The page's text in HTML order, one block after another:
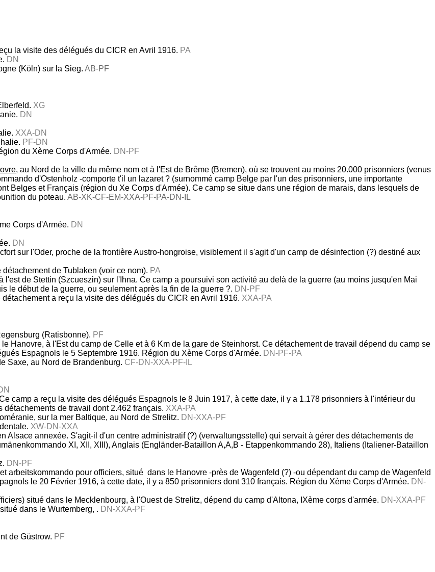
la visite des délégués du CICR en Avril 1916. PA
DN
(Köln) sur la Sieg. AB-PF
XG
DN
XXA-DN
PF-DN
du Xème Corps d'Armée. DN-PF
, au Nord de la ville du même nom et à l'Est de Brême (Bremen), où se trouvent au moins 20.000 prisonniers (venus
d'Ostenholz -comporte t'il un lazaret ? (surnommé camp Belge par l'un des prisonniers, une importante
Belges et Français (région du Xe Corps d'Armée). Ce camp se situe dans une région de marais, dans lesquels de
du poteau. AB-XK-CF-EM-XXA-PF-PA-DN-IL
Corps d'Armée. DN
DN
sur l'Oder, proche de la frontière Austro-hongroise, visiblement il s'agit d'un camp de désinfection (?) destiné aux
de Tublaken (voir ce nom). PA
l'est de Stettin (Szcueszin) sur l'Ihna. Ce camp a poursuivi son activité au delà de la guerre (au moins jusqu'en Mai
le début de la guerre, ou seulement après la fin de la guerre ?. DN-PF
a reçu la visite des délégués du CICR en Avril 1916. XXA-PA
(Ratisbonne). PF
Hanovre, à l'Est du camp de Celle et à 6 Km de la gare de Steinhorst. Ce détachement de travail dépend du camp se
Espagnols le 5 Septembre 1916. Région du Xème Corps d'Armée. DN-PF-PA
Saxe, au Nord de Brandenburg. CF-DN-XXA-PF-IL
camp a reçu la visite des délégués Espagnols le 8 Juin 1917, à cette date, il y a 1.178 prisonniers à l'intérieur du
de travail dont 2.462 français. XXA-PA
sur la mer Baltique, au Nord de Strelitz. DN-XXA-PF
XW-DN-XXA
Alsace annexée. S'agit-il d'un centre administratif (?) (verwaltungsstelle) qui servait à gérer des détachements de
XI, XII, XIII), Anglais (Engländer-Bataillon A,A,B - Etappenkommando 28), Italiens (Italiener-Bataillon
DN-PF
et arbeitskommando pour officiers, situé dans le Hanovre -près de Wagenfeld (?) -ou dépendant du camp de Wagenfeld
le 20 Février 1916, à cette date, il y a 850 prisonniers dont 310 français. Région du Xème Corps d'Armée. DN-
situé dans le Mecklenbourg, à l'Ouest de Strelitz, dépend du camp d'Altona, IXème corps d'armée. DN-XXA-PF
dans le Wurtemberg, . DN-XXA-PF
de Güstrow. PF